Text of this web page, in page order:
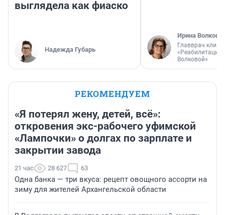
выглядела как фиаско
Надежда Губарь
Ирина Волкова
Главврач
«Реабилитация
Волковой»
РЕКОМЕНДУЕМ
«Я потерял жену, детей, всё»:
откровения экс-рабочего уфимской
«Лампочки» о долгах по зарплате и
закрытии завода
21 час 28 627 63
Одна банка — три вкуса: рецепт овощного ассорти на
зиму для жителей Архангельской области